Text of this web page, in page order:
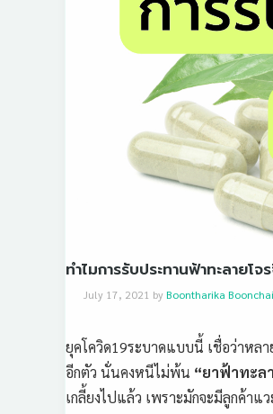
ทำไมการรับประทานฟ้าทะลายโ
July 17, 2021 by Boontharika
ยุคโควิด19ระบาดแบบนี้ เชื่อว่าหล
อีกตัว นั่นคงหนีไม่พ้น “ยาฟ้าทะล
เกลี้ยงไปแล้ว เพราะมักจะมีลูกค้า